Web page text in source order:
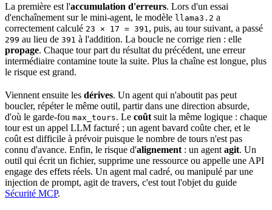
La première est l'accumulation d'erreurs. Lors d'un essai
d'enchaînement sur le mini-agent, le modèle llama3.2 a
correctement calculé 23 × 17 = 391 , puis, au tour suivant, a passé
299 au lieu de 391 à l'addition. La boucle ne corrige rien : elle
propage. Chaque tour part du résultat du précédent, une erreur
intermédiaire contamine toute la suite. Plus la chaîne est longue, plus
le risque est grand.
Viennent ensuite les dérives. Un agent qui n'aboutit pas peut
boucler, répéter le même outil, partir dans une direction absurde,
d'où le garde-fou max_tours. Le coût suit la même logique : chaque
tour est un appel LLM facturé ; un agent bavard coûte cher, et le
coût est difficile à prévoir puisque le nombre de tours n'est pas
connu d'avance. Enfin, le risque d'alignement : un agent agit. Un
outil qui écrit un fichier, supprime une ressource ou appelle une API
engage des effets réels. Un agent mal cadré, ou manipulé par une
injection de prompt, agit de travers, c'est tout l'objet du guide
Sécurité MCP.